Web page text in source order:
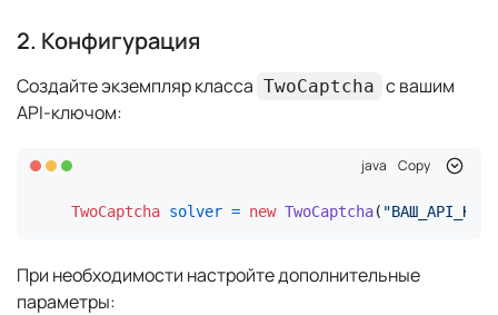
2. Конфигурация
Создайте экземпляр класса TwoCaptcha с вашим
API-ключом:
java Copy
TwoCaptcha solver = new TwoCaptcha(
При необходимости настройте дополнительные
параметры: